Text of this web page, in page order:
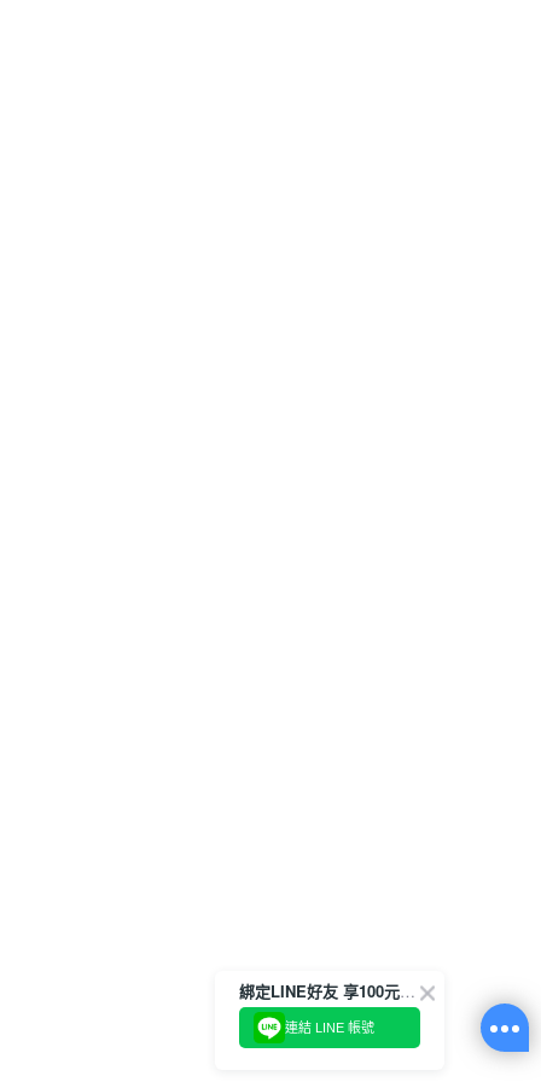
綁定LINE好友 享100元折價券
連結 LINE 帳號